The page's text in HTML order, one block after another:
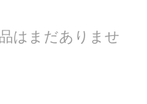
はまだありませ